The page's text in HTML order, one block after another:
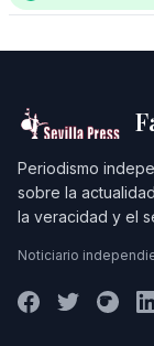
Periodismo
sobre la
la veracidad y el
Noticiario